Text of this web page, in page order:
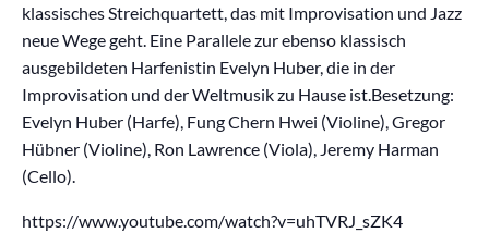
klassisches Streichquartett, das mit Improvisation und Jazz
neue Wege geht. Eine Parallele zur ebenso klassisch
ausgebildeten Harfenistin Evelyn Huber, die in der
Improvisation und der Weltmusik zu Hause ist.Besetzung:
Evelyn Huber (Harfe), Fung Chern Hwei (Violine), Gregor
Hübner (Violine), Ron Lawrence (Viola), Jeremy Harman
(Cello).
https://www.youtube.com/watch?v=uhTVRJ_sZK4